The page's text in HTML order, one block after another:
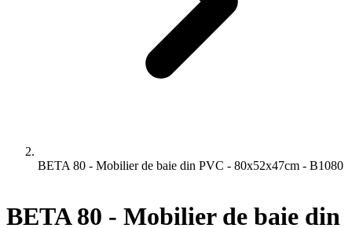
BETA 80 - Mobilier de baie din PVC - 80x52x47cm - B1080
BETA 80 - Mobilier de baie din